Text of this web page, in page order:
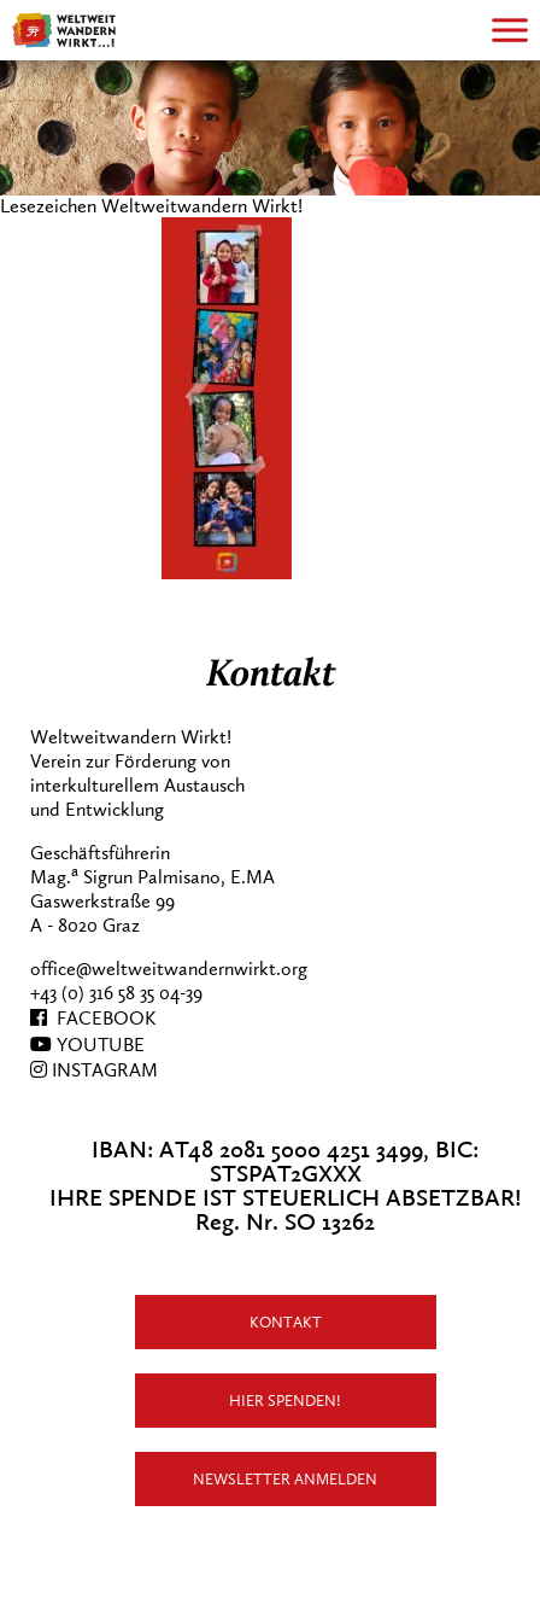
Lesezeichen Weltweitwandern Wirkt!
Kontakt
Weltweitwandern Wirkt!
Verein zur Förderung von
interkulturellem Austausch
und Entwicklung
Geschäftsführerin
Mag.a Sigrun Palmisano, E.MA
Gaswerkstraße 99
A - 8020 Graz
office@weltweitwandernwirkt.org
+43 (0) 316 58 35 04-39
FACEBOOK
YOUTUBE
INSTAGRAM
IBAN: AT48 2081 5000 4251 3499, BIC:
STSPAT2GXXX
IHRE SPENDE IST STEUERLICH ABSETZBAR!
Reg. Nr. SO 13262
KONTAKT
HIER SPENDEN!
NEWSLETTER ANMELDEN